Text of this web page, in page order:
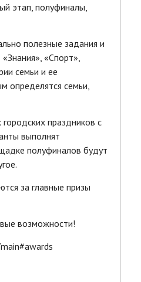
этап, полуфиналы,
полезные задания и
«Спорт»,
семьи и ее
определятся семьи,
праздников с
выполнят
полуфиналов будут
за главные призы
возможности!